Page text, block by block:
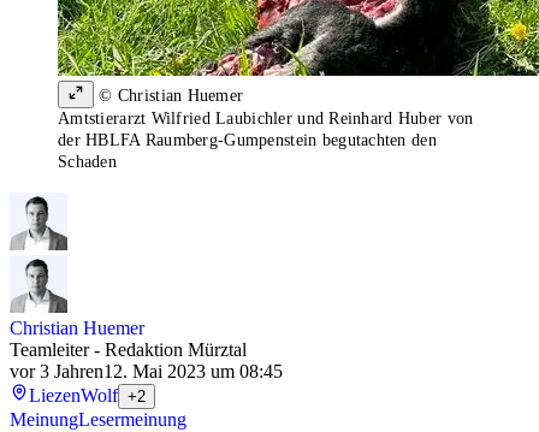
© Christian Huemer
Amtstierarzt Wilfried Laubichler und Reinhard Huber von
der HBLFA Raumberg-Gumpenstein begutachten den
Schaden
Christian Huemer
Teamleiter - Redaktion Mürztal
vor 3 Jahren12. Mai 2023 um 08:45
LiezenWolf +2
MeinungLesermeinung